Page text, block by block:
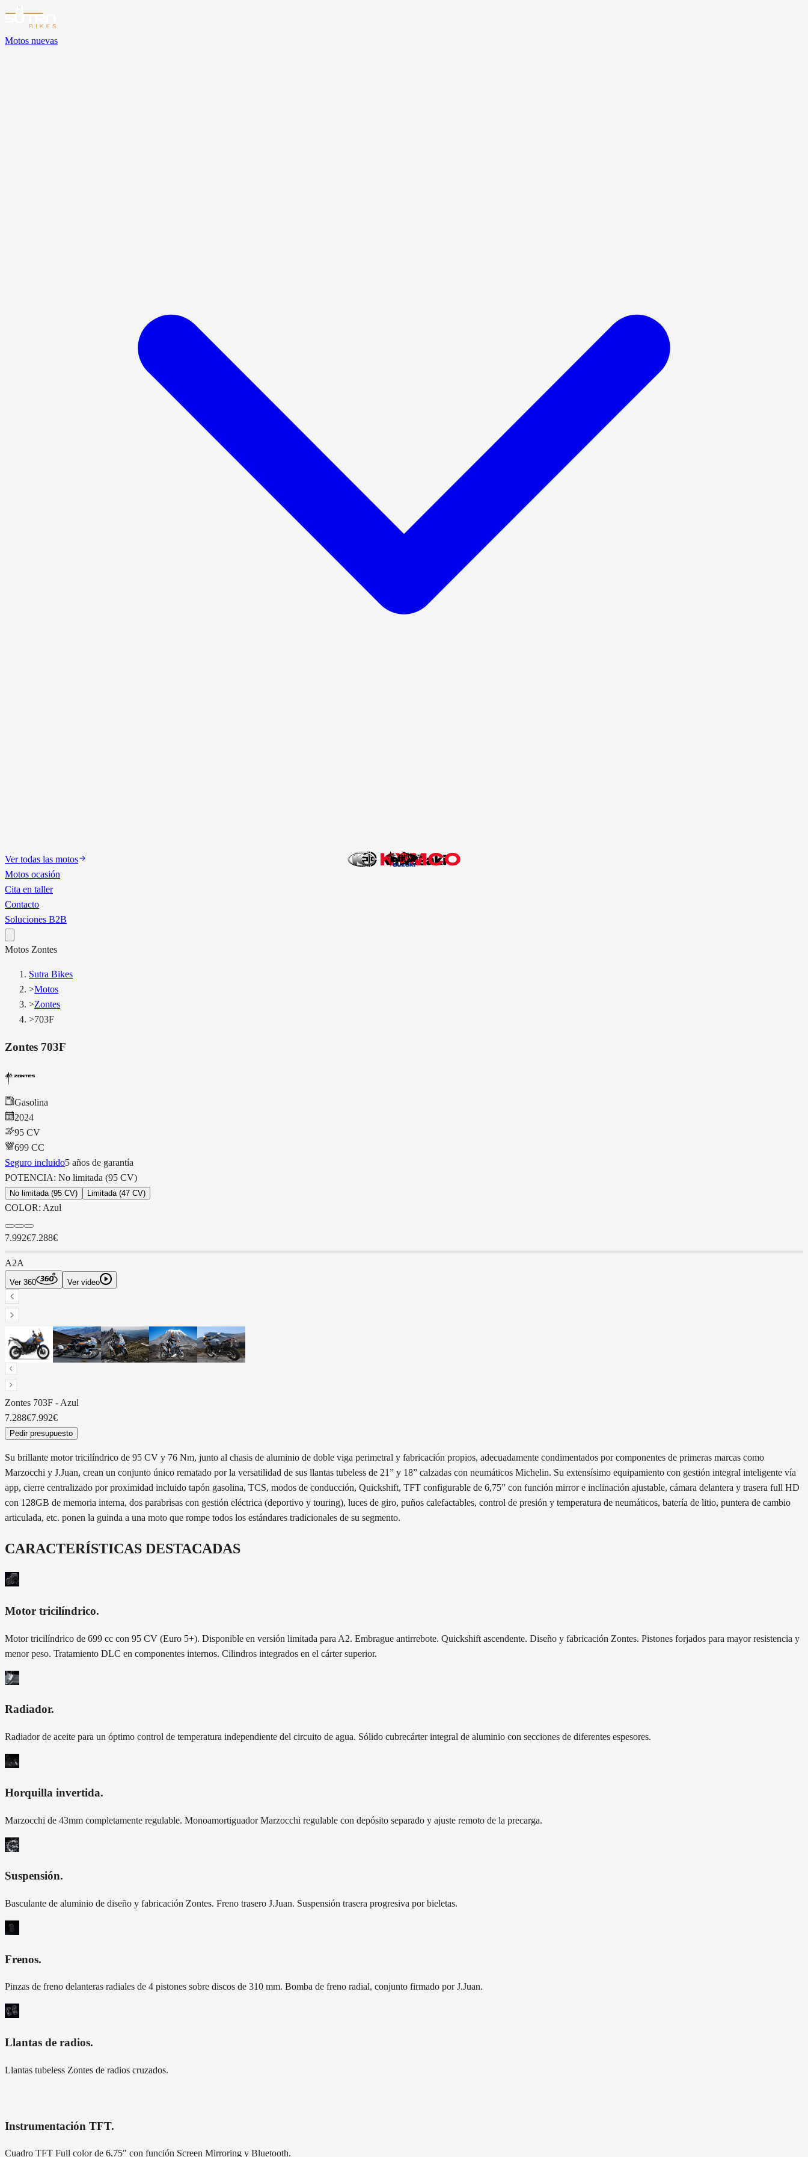
Motos nuevas
Ver todas las motos
Motos ocasión
Cita en taller
Contacto
Soluciones B2B
Motos Zontes
Sutra Bikes
>Motos
>Zontes
>703F
Zontes 703F
Gasolina
2024
95 CV
699 CC
Seguro incluido5 años de garantía
POTENCIA: No limitada (95 CV)
No limitada (95 CV) Limitada (47 CV)
COLOR: Azul
7.992€7.288€
A2A
Ver 360 Ver video
Zontes 703F -Azul
7.288€7.992€
Pedir presupuesto
Su brillante motor tricilíndrico de 95 CV y 76 Nm, junto al chasis de aluminio de doble viga perimetral y fabricación propios, adecuadamente condimentados por componentes de primeras marcas como
Marzocchi y J.Juan, crean un conjunto único rematado por la versatilidad de sus llantas tubeless de 21” y 18” calzadas con neumáticos Michelin. Su extensísimo equipamiento con gestión integral inteligente vía
app, cierre centralizado por proximidad incluido tapón gasolina, TCS, modos de conducción, Quickshift, TFT configurable de 6,75” con función mirror e inclinación ajustable, cámara delantera y trasera full HD
con 128GB de memoria interna, dos parabrisas con gestión eléctrica (deportivo y touring), luces de giro, puños calefactables, control de presión y temperatura de neumáticos, batería de litio, puntera de cambio
articulada, etc. ponen la guinda a una moto que rompe todos los estándares tradicionales de su segmento.
CARACTERÍSTICAS DESTACADAS
Motor tricilíndrico.
Motor tricilíndrico de 699 cc con 95 CV (Euro 5+). Disponible en versión limitada para A2. Embrague antirrebote. Quickshift ascendente. Diseño y fabricación Zontes. Pistones forjados para mayor resistencia y
menor peso. Tratamiento DLC en componentes internos. Cilindros integrados en el cárter superior.
Radiador.
Radiador de aceite para un óptimo control de temperatura independiente del circuito de agua. Sólido cubrecárter integral de aluminio con secciones de diferentes espesores.
Horquilla invertida.
Marzocchi de 43mm completamente regulable. Monoamortiguador Marzocchi regulable con depósito separado y ajuste remoto de la precarga.
Suspensión.
Basculante de aluminio de diseño y fabricación Zontes. Freno trasero J.Juan. Suspensión trasera progresiva por bieletas.
Frenos.
Pinzas de freno delanteras radiales de 4 pistones sobre discos de 310 mm. Bomba de freno radial, conjunto firmado por J.Juan.
Llantas de radios.
Llantas tubeless Zontes de radios cruzados.
Instrumentación TFT.
Cuadro TFT Full color de 6,75" con función Screen Mirroring y Bluetooth.